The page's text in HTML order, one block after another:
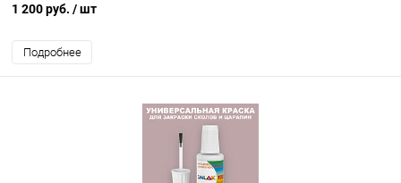
1 200 руб. / шт
Подробнее